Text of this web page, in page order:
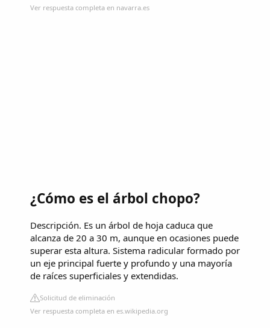
Ver respuesta completa en navarra.es
¿Cómo es el árbol chopo?
Descripción. Es un árbol de hoja caduca que
alcanza de 20 a 30 m, aunque en ocasiones puede
superar esta altura. Sistema radicular formado por
un eje principal fuerte y profundo y una mayoría
de raíces superficiales y extendidas.
Solicitud de eliminación
Ver respuesta completa en es.wikipedia.org